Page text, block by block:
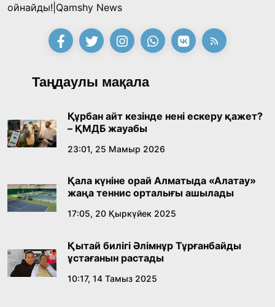
ойнайды!|Qamshy News
Таңдаулы мақала
Құрбан айт кезінде нені ескеру қажет?
– ҚМДБ жауабы
23:01, 25 Мамыр 2026
Қала күніне орай Алматыда «Алатау»
жаңа теннис орталығы ашылады
17:05, 20 Қыркүйек 2025
Қытай билігі Әлімнұр Тұрғанбайды
ұстағанын растады
10:17, 14 Тамыз 2025